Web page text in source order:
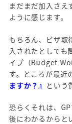
まだまだ加入さえ
ように感じます。
もちろん、ビザ取
入されたとしても
イプ（Budget
す。ところが最近
ますか？』 という
恐らくそれは、
後にわかるからと